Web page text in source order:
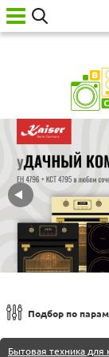
Ваш
товаров
Бытовая
техника
кухни
Бытовая
техника
дома
Сантехника
Уценённая
О нас
Подбор по
Бытовая техника для